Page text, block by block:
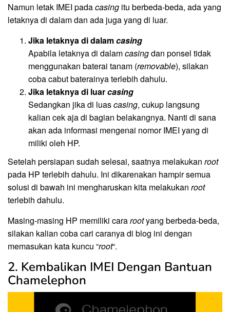
Namun letak IMEI padacasing itu berbeda-beda, ada yang
letaknya di dalam dan ada juga yang di luar.
Jika letaknya di dalamcasing
Apabila letaknya di dalamcasingdan ponsel tidak
menggunakan baterai tanam (removable), silakan
coba cabut baterainya terlebih dahulu.
Jika letaknya di luarcasing
Sedangkan jika di luascasing, cukup langsung
kalian cek aja di bagian belakangnya. Nanti di sana
akan ada informasi mengenai nomor IMEI yang di
miliki oleh HP.
Setelah persiapan sudah selesai, saatnya melakukan root
pada HP terlebih dahulu. Ini dikarenakan hampir semua
solusi di bawah ini mengharuskan kita melakukan root
terlebih dahulu.
Masing-masing HP memiliki cararootyang berbeda-beda,
silakan kalian coba cari caranya di blog ini dengan
memasukan kata kuncu “root“.
2. Kembalikan IMEI Dengan Bantuan
Chamelephon